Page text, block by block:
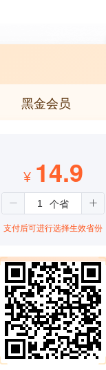
黑金会员
¥ 14.9
支付后可进行选择生效省份